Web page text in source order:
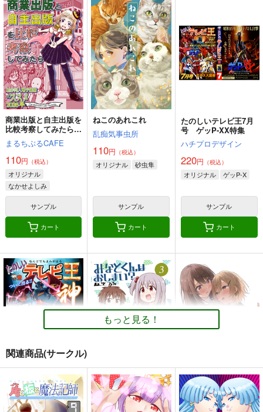
商業出版と自主出版を
比較考察してみたら
創作同人電子書籍のス
スメ2026年
まるちぷるCAFE
110円 （税込）
オリジナル
なかせよしみ
頼子さん
きんどるちゃん
サンプル
カート
ねこのあれこれ
乱痴気事虫所
110円 （税込）
オリジナル 砂虫隼
サンプル
カート
たのしいテレビ王7月
号 ゲッP-XX特集
ハチプロデザイン
220円 （税込）
オリジナル ゲッP-X
サンプル
カート
たのしいテレビ王6月
号
ハチプロデザイン
みなとくんはおしま
い？３
GRINP
サークル「ユーリカ」
百合アンソロジー３
不埒な契約×君色ステ
ユーリカ
もっと見る！
関連商品(サークル)